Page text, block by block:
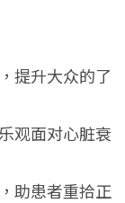
提升大众的了
观面对心脏衰
助患者重拾正